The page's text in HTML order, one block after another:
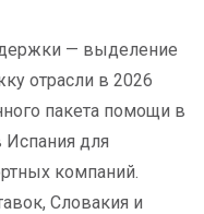
— выделение
отрасли в 2026
пакета помощи в
для
компаний.
Словакия и